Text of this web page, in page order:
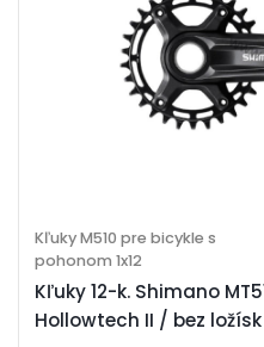
Kľuky 12-k. Shimano
Hollowtech II / bez ložísk
Kľuky M510 pre bicykle s
pohonom 1x12